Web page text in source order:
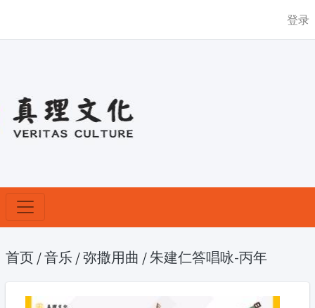
登录
首页 /音乐 /弥撒用曲 / 朱建仁答唱咏-丙年